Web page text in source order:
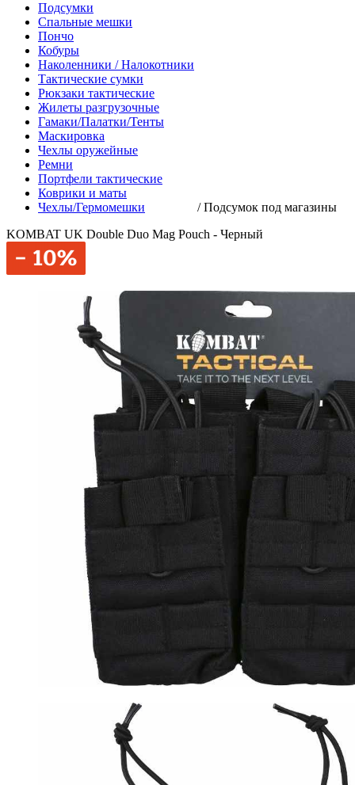
Подсумки
Спальные мешки
Пончо
Кобуры
Наколенники / Налокотники
Тактические сумки
Рюкзаки тактические
Жилеты разгрузочные
Гамаки/Палатки/Тенты
Маскировка
Чехлы оружейные
Ремни
Портфели тактические
Коврики и маты
Чехлы/Гермомешки
/Подсумок под магазины
KOMBAT UK Double Duo Mag Pouch - Черный